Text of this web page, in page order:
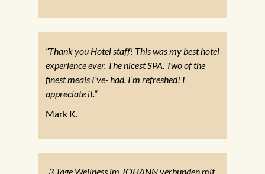
“Thank you Hotel staff! This was my best hotel
experience ever. The nicest SPA. Two of the
finest meals I’ve- had. I’m refreshed! I
appreciate it.“
Mark K.
„3 Tage Wellness im JOHANN verbunden mit